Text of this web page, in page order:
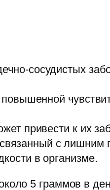
сосудистых
привести к их
с лишним
в организме.
5 граммов в